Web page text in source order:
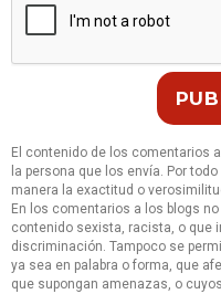
El contenido de los comentarios
la persona que los envía. Por
manera la exactitud o
En los comentarios a los blogs
contenido sexista, racista, o que
discriminación. Tampoco se
ya sea en palabra o forma, que
que supongan amenazas, o